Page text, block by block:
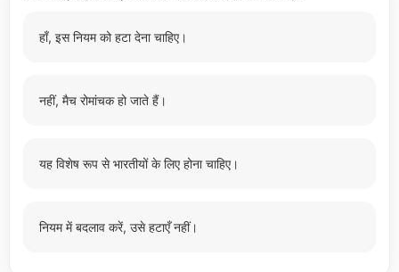
हाँ, इस नियम को हटा देना चाहिए।
नहीं, मैच रोमांचक हो जाते हैं।
यह विशेष रूप से भारतीयों के लिए होना चाहिए।
नियम में बदलाव करें, उसे हटाएँ नहीं।